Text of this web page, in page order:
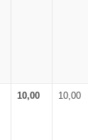
10,00 10,00